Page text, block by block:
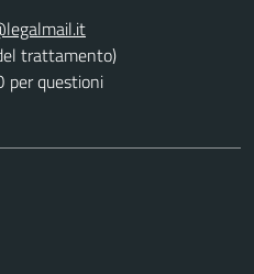
trattamento)
per questioni